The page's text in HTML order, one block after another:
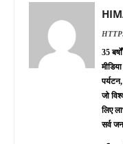
35
जो
लिए
सर्व